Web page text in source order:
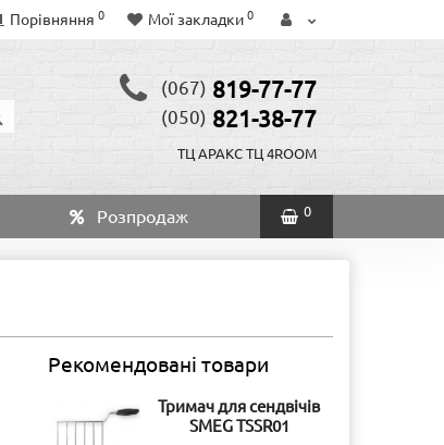
Порівняння 0 Мої закладки 0
(067) 819-77-77
(050) 821-38-77
ТЦ АРАКС ТЦ 4ROOM
Розпродаж 0
Рекомендовані товари
Тримач для сендвічів
SMEG TSSR01